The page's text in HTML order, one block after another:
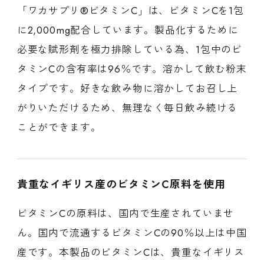
「ワカサプリ®ビタミンC」は、ビタミンCを1包
に2,000mg配合しています。製品化するために
必要な賦形剤を極力排除している為、1包中のビ
タミンCの含有率は96％です。溶かして飲む粉末
タイプです。好きな飲み物に溶かしてお召し上
がりいただけるため、無理なく毎日飲み続ける
ことができます。
貴重なイギリス産のビタミンC原料を使用
ビタミンCの原料は、国内で生産されていませ
ん。国内で流通するビタミンCの90％以上は中国
産です。本製品のビタミンCは、貴重なイギリス